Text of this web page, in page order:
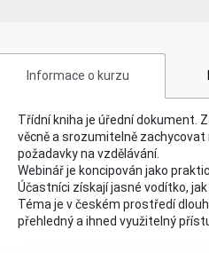
omáčkyInformace o kurzu
Třídní kniha je úřední dokument.
věcně a srozumitelně
požadavky na vzdělávání.
Webinář je koncipován jako
Účastníci získají jasné vodítko,
Téma je v českém prostředí
přehledný a ihned využitelný